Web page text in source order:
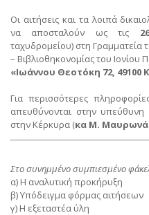
Οι αιτήσεις και τα λοιπά
να αποσταλούν ως τις
ταχυδρομείου) στη Γραμματεία
– Βιβλιοθηκονομίας του Ιονίου
«Ιωάννου Θεοτόκη 72, 49100
Για περισσότερες
απευθύνονται στην
στην Κέρκυρα (κα M. Μαυρωνά
Στο συνημμένο συμπιεσμένο
α) Η αναλυτική προκήρυξη
β) Υπόδειγμα φόρμας αιτήσεων
γ) Η εξεταστέα ύλη